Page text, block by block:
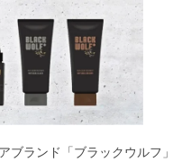
ブランド「ブラックウルフ」